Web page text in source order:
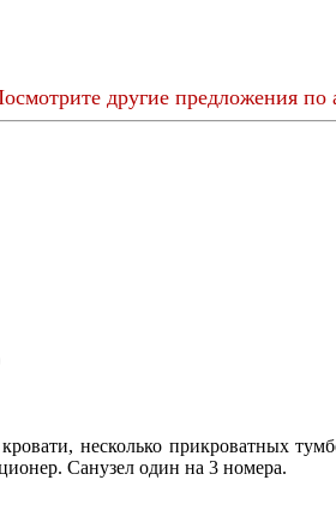
другие предложения по
несколько прикроватных
Санузел один на 3 номера.